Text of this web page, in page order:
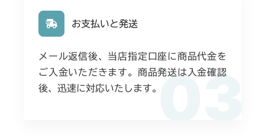
CMX2506RC
本体 FIG17 動力伝達(刈刃)
CMX2508YC/YCS 03
お支払いと発送
メール返信後、当店指定口座に商品代金を
ご入金いただきます。商品発送は入金確認
後、迅速に対応いたします。